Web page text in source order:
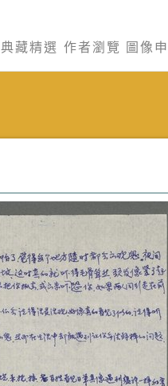
典藏精選 作者瀏覽 圖像